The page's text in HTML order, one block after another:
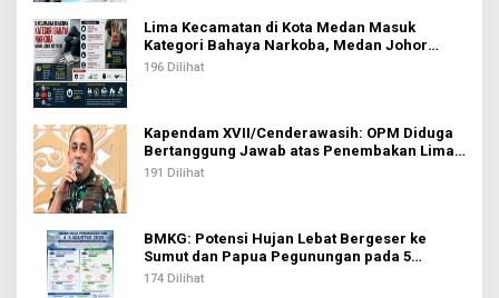
Lima Kecamatan di Kota Medan Masuk
Kategori Bahaya Narkoba, Medan Johor
Tertinggi
196 Dilihat
Kapendam XVII/Cenderawasih: OPM Diduga
Bertanggung Jawab atas Penembakan Lima
Pekerja di Tolikara
191 Dilihat
BMKG: Potensi Hujan Lebat Bergeser ke
Sumut dan Papua Pegunungan pada 5
Agustus
174 Dilihat